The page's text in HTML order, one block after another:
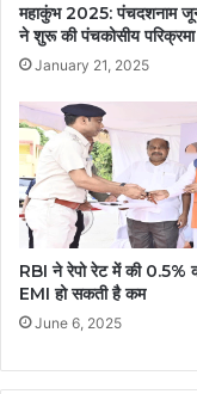
महाकुंभ 2025: पंचदशनाम
ने शुरू की पंचकोसीय परिक्रमा
January 21, 2025
RBI ने रेपो रेट में की 0.5%
EMI हो सकती है कम
June 6, 2025